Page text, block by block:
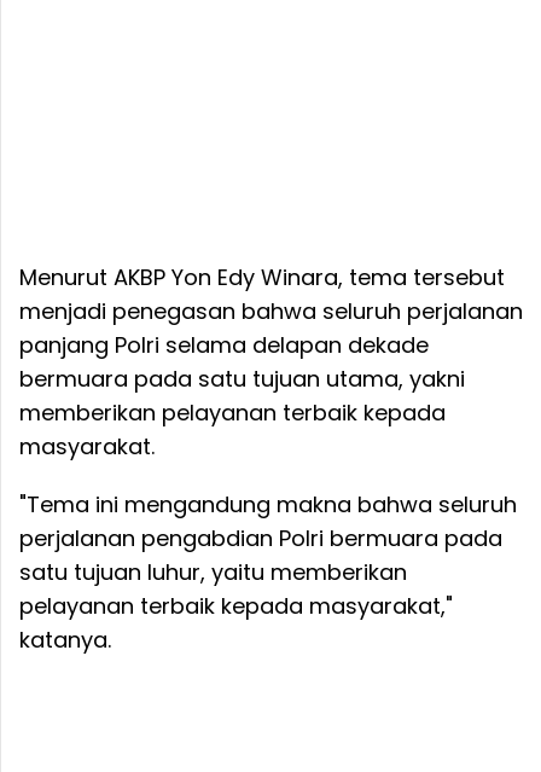
Menurut AKBP Yon Edy Winara, tema tersebut
menjadi penegasan bahwa seluruh perjalanan
panjang Polri selama delapan dekade
bermuara pada satu tujuan utama, yakni
memberikan pelayanan terbaik kepada
masyarakat.
"Tema ini mengandung makna bahwa seluruh
perjalanan pengabdian Polri bermuara pada
satu tujuan luhur, yaitu memberikan
pelayanan terbaik kepada masyarakat,"
katanya.